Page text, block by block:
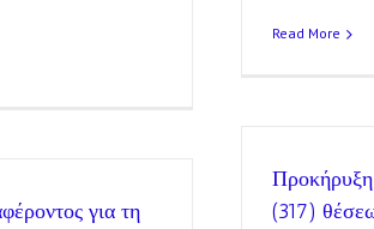
Read More
(317)
για τη